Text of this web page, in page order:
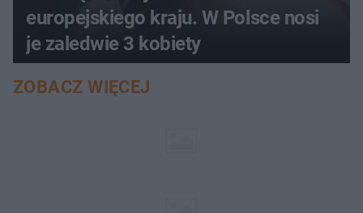
europejskiego kraju. W Polsce nosi
je zaledwie 3 kobiety
ZOBACZ WIĘCEJ